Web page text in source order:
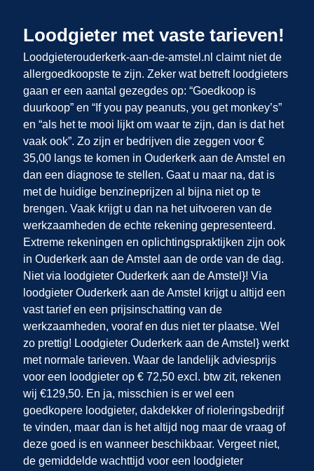
Loodgieter met vaste tarieven!
Loodgieterouderkerk-aan-de-amstel.nl claimt niet de
allergoedkoopste te zijn. Zeker wat betreft loodgieters
gaan er een aantal gezegdes op: “Goedkoop is
duurkoop” en “If you pay peanuts, you get monkey’s”
en “als het te mooi lijkt om waar te zijn, dan is dat het
vaak ook”. Zo zijn er bedrijven die zeggen voor €
35,00 langs te komen in Ouderkerk aan de Amstel en
dan een diagnose te stellen. Gaat u maar na, dat is
met de huidige benzineprijzen al bijna niet op te
brengen. Vaak krijgt u dan na het uitvoeren van de
werkzaamheden de echte rekening gepresenteerd.
Extreme rekeningen en oplichtingspraktijken zijn ook
in Ouderkerk aan de Amstel aan de orde van de dag.
Niet via loodgieter Ouderkerk aan de Amstel}! Via
loodgieter Ouderkerk aan de Amstel krijgt u altijd een
vast tarief en een prijsinschatting van de
werkzaamheden, vooraf en dus niet ter plaatse. Wel
zo prettig! Loodgieter Ouderkerk aan de Amstel} werkt
met normale tarieven. Waar de landelijk adviesprijs
voor een loodgieter op € 72,50 excl. btw zit, rekenen
wij €129,50. En ja, misschien is er wel een
goedkopere loodgieter, dakdekker of rioleringsbedrijf
te vinden, maar dan is het altijd nog maar de vraag of
deze goed is en wanneer beschikbaar. Vergeet niet,
de gemiddelde wachttijd voor een loodgieter